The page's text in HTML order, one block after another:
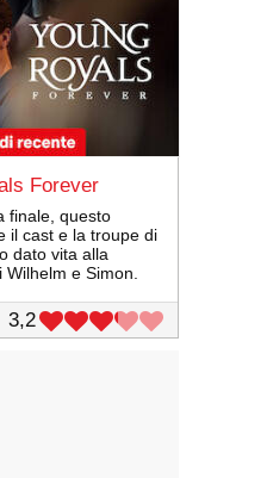
Forever
finale, questo
il cast e la troupe di
dato vita alla
e Simon.
3,2